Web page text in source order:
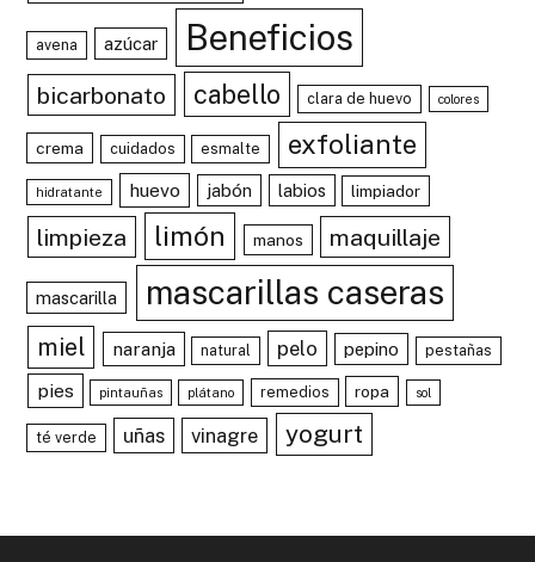
avena azúcar Beneficios
bicarbonato cabello clara de huevo colores
crema cuidados esmalte exfoliante
hidratante huevo jabón labios limpiador
limpieza limón manos maquillaje
mascarilla mascarillas caseras
miel naranja natural pelo pepino pestañas
pies pintauñas plátano remedios ropa sol
té verde uñas vinagre yogurt